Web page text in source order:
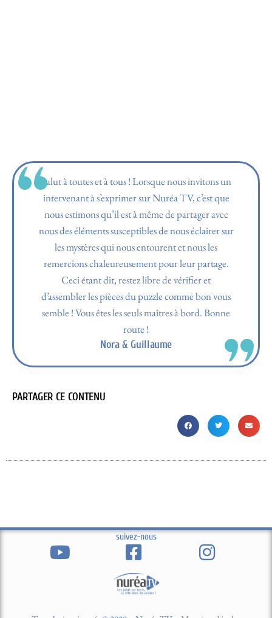
Salut à toutes et à tous ! Lorsque nous invitons un
intervenant à s’exprimer sur Nuréa TV, c’est que
nous estimons qu’il est à même de partager avec
nous des éléments susceptibles de nous éclairer sur
les mystères qui nous entourent et nous les
remercions chaleureusement pour leur partage.
Ceci étant dit, restez libre de vérifier et
d’assembler les pièces du puzzle comme bon vous
semble ! Vous êtes les seuls maîtres à bord. Bonne
route !
Nora & Guillaume
PARTAGER CE CONTENU
suivez-nous